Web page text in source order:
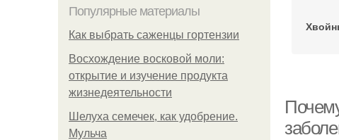
Популярные материалы
Как выбрать саженцы гортензии
Восхождение восковой моли:
открытие и изучение продукта
жизнедеятельности
Шелуха семечек, как удобрение.
Мульча